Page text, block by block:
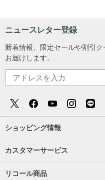
ニュースレター登録
新着情報、限定セールや割引
お届けします。
ショッピング情報
カスタマーサービス
リコール商品